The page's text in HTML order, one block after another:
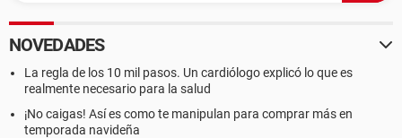
NOVEDADES
La regla de los 10 mil pasos. Un cardiólogo explicó lo que es
realmente necesario para la salud
¡No caigas! Así es como te manipulan para comprar más en
temporada navideña